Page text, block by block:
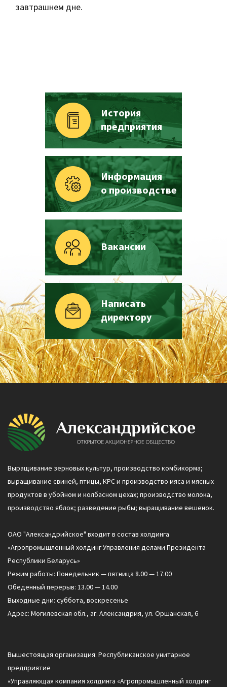
завтрашнем дне.
История
предприятия
Информация
о производстве
Вакансии
Написать
директору
Выращивание зерновых культур, производство комбикорма;
выращивание свиней, птицы, КРС и производство мяса и мясных
продуктов в убойном и колбасном цехах; производство молока,
производство яблок; разведение рыбы; выращивание вешенок.
ОАО "Александрийское" входит в состав холдинга
«Агропромышленный холдинг Управления делами Президента
Республики Беларусь»
Режим работы: Понедельник — пятница 8.00 — 17.00
Обеденный перерыв: 13.00 — 14.00
Выходные дни: суббота, воскресенье
Адрес: Могилевская обл., аг. Александрия, ул. Оршанская, 6
Вышестоящая организация: Республиканское унитарное
предприятие
«Управляющая компания холдинга «Агропромышленный холдинг